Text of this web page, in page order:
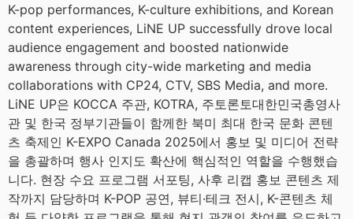
K-pop performances, K-culture exhibitions, and Korean
content experiences, LiNE UP successfully drove local
audience engagement and boosted nationwide
awareness through city-wide marketing and media
collaborations with CP24, CTV, SBS Media, and more.
LiNE UP은 KOCCA 주관, KOTRA, 주토론토대한민국총영사
관 및 한국 정부기관들이 함께한 북미 최대 한국 문화 콘텐
츠 축제인 K-EXPO Canada 2025에서 홍보 및 미디어 전략
을 총괄하며 행사 인지도 확산에 핵심적인 역할을 수행했습
니다. 현장 수요 프로그램 서포팅, 사후 리캡 홍보 콘텐츠 제
작까지 담당하며 K-POP 공연, 뷰티·테크 전시, K-콘텐츠 체